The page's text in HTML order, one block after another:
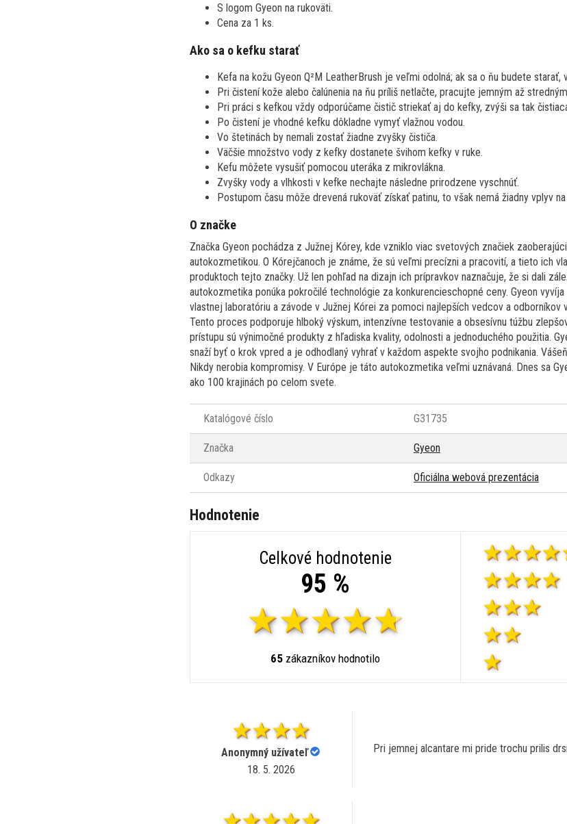
S logom Gyeon na rukoväti.
Cena za 1 ks.
Ako sa o kefku starať
Kefa na kožu Gyeon Q²M LeatherBrush je veľmi odolná; ak sa o ňu budete starať,
Pri čistení kože alebo čalúnenia na ňu príliš netlačte, pracujte jemným až
Pri práci s kefkou vždy odporúčame čistič striekať aj do kefky, zvýši sa tak
Po čistení je vhodné kefku dôkladne vymyť vlažnou vodou.
Vo štetinách by nemali zostať žiadne zvyšky čističa.
Väčšie množstvo vody z kefky dostanete švihom kefky v ruke.
Kefu môžete vysušiť pomocou uteráka z mikrovlákna.
Zvyšky vody a vlhkosti v kefke nechajte následne prirodzene vyschnúť.
Postupom času môže drevená rukoväť získať patinu, to však nemá žiadny vplyv
O značke
Značka Gyeon pochádza z Južnej Kórey, kde vzniklo viac svetových značiek
autokozmetikou. O Kórejčanoch je známe, že sú veľmi precízni a pracovití, a tieto ich
produktoch tejto značky. Už len pohľad na dizajn ich prípravkov naznačuje, že si dali
autokozmetika ponúka pokročilé technológie za konkurencieschopné ceny. Gyeon
vlastnej laboratóriu a závode v Južnej Kórei za pomoci najlepších vedcov a odborníkov
Tento proces podporuje hlboký výskum, intenzívne testovanie a obsesívnu túžbu
prístupu sú výnimočné produkty z hľadiska kvality, odolnosti a jednoduchého použitia.
snaží byť o krok vpred a je odhodlaný vyhrať v každom aspekte svojho podnikania.
Nikdy nerobia kompromisy. V Európe je táto autokozmetika veľmi uznávaná. Dnes sa
ako 100 krajinách po celom svete.
Katalógové číslo G31735
Značka Gyeon
Odkazy Oficiálna webová prezentácia
Hodnotenie
Celkové hodnotenie
95 %
65 zákazníkov hodnotilo
Anonymný užívateľ
18. 5. 2026
Pri jemnej alcantare mi pride trochu prilis